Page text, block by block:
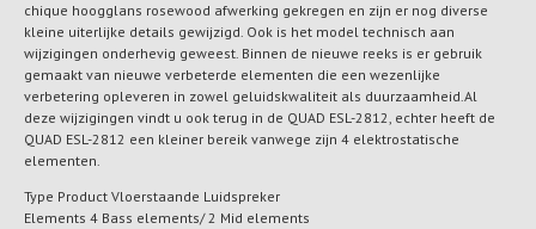
chique hoogglans rosewood afwerking gekregen en zijn er nog diverse
kleine uiterlijke details gewijzigd. Ook is het model technisch aan
wijzigingen onderhevig geweest. Binnen de nieuwe reeks is er gebruik
gemaakt van nieuwe verbeterde elementen die een wezenlijke
verbetering opleveren in zowel geluidskwaliteit als duurzaamheid.Al
deze wijzigingen vindt u ook terug in de QUAD ESL-2812, echter heeft de
QUAD ESL-2812 een kleiner bereik vanwege zijn 4 elektrostatische
elementen.
Type Product Vloerstaande Luidspreker
Elements 4 Bass elements/ 2 Mid elements